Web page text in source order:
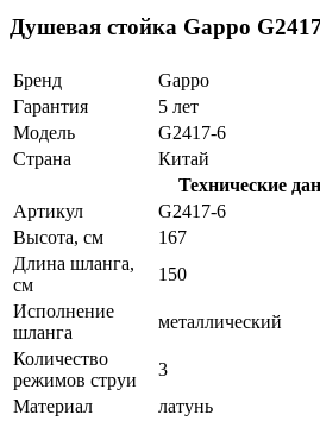
Душевая стойка Gappo
Бренд
Gappo
Гарантия
5 лет
Модель
G2417-6
Страна
Китай
Технические
Артикул
G2417-6
Высота, см
167
Длина шланга,
см
150
Исполнение
шланга
металлический
Количество
режимов струи
3
Материал
латунь